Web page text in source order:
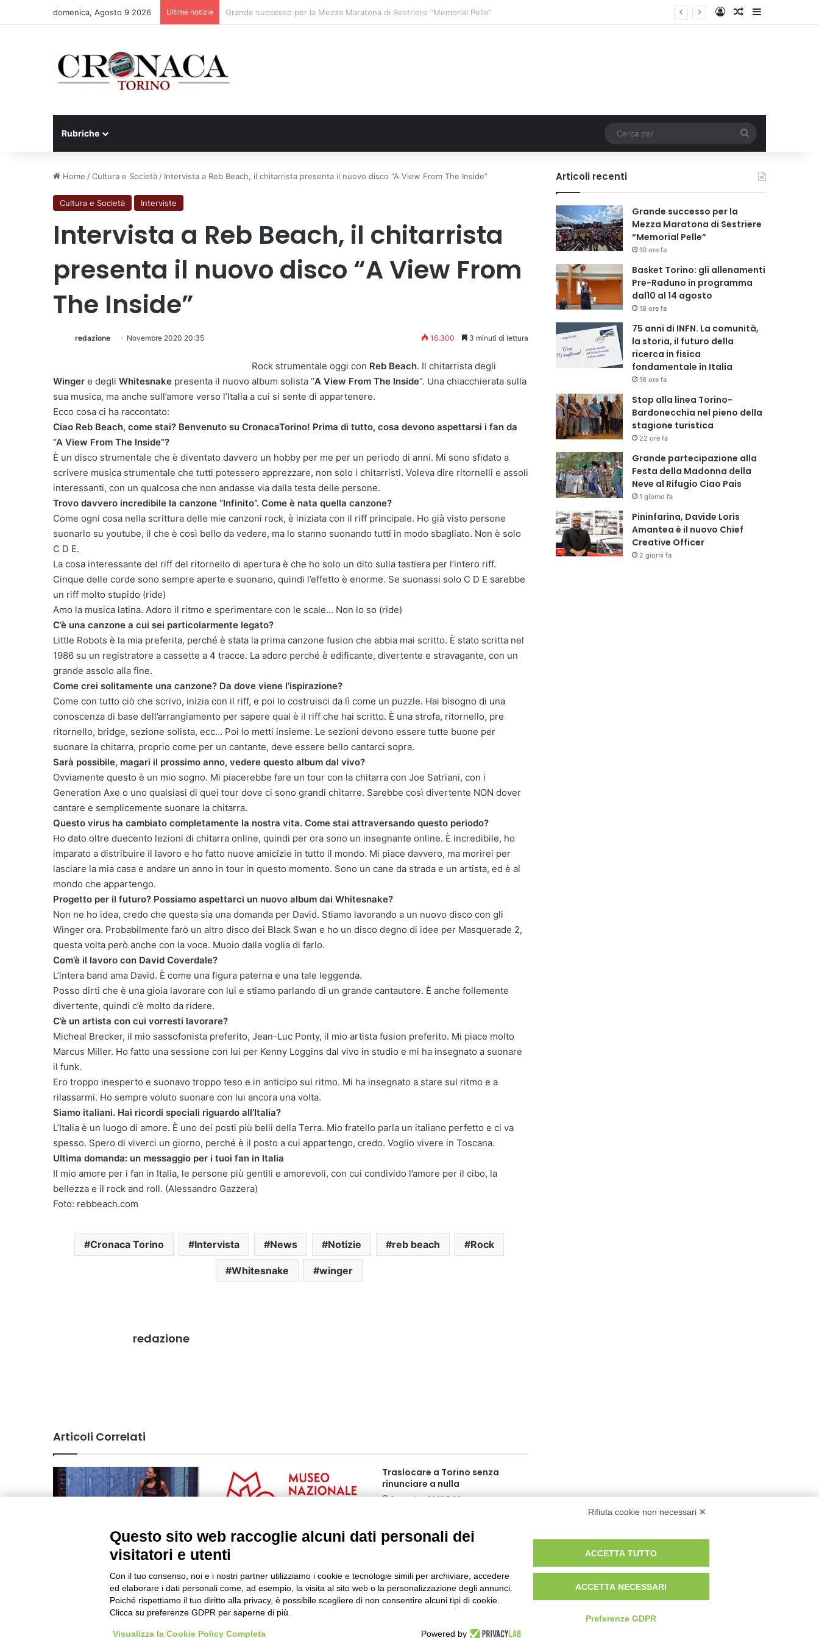
domenica, Agosto 9 2026 Ultime notizie Basket Torino: gli allenamenti Pre-Raduno in programma dal10 al 14 agosto AccediUn articolo a
Rubriche
per
Home /Cultura e Società / Intervista a Reb Beach, il chitarrista presenta il nuovo disco “A View From The Inside”
Cultura e Società Interviste
Intervista a Reb Beach, il chitarrista
presenta il nuovo disco “A View From
The Inside”
redazione Novembre 2020 20:35 16.300 3 minuti di lettura
Rock strumentale oggi con Reb Beach. Il chitarrista degli
Winger e degli Whitesnake presenta il nuovo album solista “A View From The Inside“. Una chiacchierata sulla
sua musica, ma anche sull’amore verso l’Italia a cui si sente di appartenere.
Ecco cosa ci ha raccontato:
Ciao Reb Beach, come stai? Benvenuto su CronacaTorino! Prima di tutto, cosa devono aspettarsi i fan da
“A View From The Inside”?
È un disco strumentale che è diventato davvero un hobby per me per un periodo di anni. Mi sono sfidato a
scrivere musica strumentale che tutti potessero apprezzare, non solo i chitarristi. Voleva dire ritornelli e assoli
interessanti, con un qualcosa che non andasse via dalla testa delle persone.
Trovo davvero incredibile la canzone “Infinito”. Come è nata quella canzone?
Come ogni cosa nella scrittura delle mie canzoni rock, è iniziata con il riff principale. Ho già visto persone
suonarlo su youtube, il che è così bello da vedere, ma lo stanno suonando tutti in modo sbagliato. Non è solo
C D E.
La cosa interessante del riff del ritornello di apertura è che ho solo un dito sulla tastiera per l’intero riff.
Cinque delle corde sono sempre aperte e suonano, quindi l’effetto è enorme. Se suonassi solo C D E sarebbe
un riff molto stupido (ride)
Amo la musica latina. Adoro il ritmo e sperimentare con le scale… Non lo so (ride)
C’è una canzone a cui sei particolarmente legato?
Little Robots è la mia preferita, perché è stata la prima canzone fusion che abbia mai scritto. È stato scritta nel
1986 su un registratore a cassette a 4 tracce. La adoro perché è edificante, divertente e stravagante, con un
grande assolo alla fine.
Come crei solitamente una canzone? Da dove viene l’ispirazione?
Come con tutto ciò che scrivo, inizia con il riff, e poi lo costruisci da lì come un puzzle. Hai bisogno di una
conoscenza di base dell’arrangiamento per sapere qual è il riff che hai scritto. È una strofa, ritornello, pre
ritornello, bridge, sezione solista, ecc… Poi lo metti insieme. Le sezioni devono essere tutte buone per
suonare la chitarra, proprio come per un cantante, deve essere bello cantarci sopra.
Sarà possibile, magari il prossimo anno, vedere questo album dal vivo?
Ovviamente questo è un mio sogno. Mi piacerebbe fare un tour con la chitarra con Joe Satriani, con i
Generation Axe o uno qualsiasi di quei tour dove ci sono grandi chitarre. Sarebbe così divertente NON dover
cantare e semplicemente suonare la chitarra.
Questo virus ha cambiato completamente la nostra vita. Come stai attraversando questo periodo?
Ho dato oltre duecento lezioni di chitarra online, quindi per ora sono un insegnante online. È incredibile, ho
imparato a distribuire il lavoro e ho fatto nuove amicizie in tutto il mondo. Mi piace davvero, ma morirei per
lasciare la mia casa e andare un anno in tour in questo momento. Sono un cane da strada e un artista, ed è al
mondo che appartengo.
Progetto per il futuro? Possiamo aspettarci un nuovo album dai Whitesnake?
Non ne ho idea, credo che questa sia una domanda per David. Stiamo lavorando a un nuovo disco con gli
Winger ora. Probabilmente farò un altro disco dei Black Swan e ho un disco degno di idee per Masquerade 2,
questa volta però anche con la voce. Muoio dalla voglia di farlo.
Com’è il lavoro con David Coverdale?
L’intera band ama David. È come una figura paterna e una tale leggenda.
Posso dirti che è una gioia lavorare con lui e stiamo parlando di un grande cantautore. È anche follemente
divertente, quindi c’è molto da ridere.
C’è un artista con cui vorresti lavorare?
Micheal Brecker, il mio sassofonista preferito, Jean-Luc Ponty, il mio artista fusion preferito. Mi piace molto
Marcus Miller. Ho fatto una sessione con lui per Kenny Loggins dal vivo in studio e mi ha insegnato a suonare
il funk.
Ero troppo inesperto e suonavo troppo teso e in anticipo sul ritmo. Mi ha insegnato a stare sul ritmo e a
rilassarmi. Ho sempre voluto suonare con lui ancora una volta.
Siamo italiani. Hai ricordi speciali riguardo all’Italia?
L’Italia è un luogo di amore. È uno dei posti più belli della Terra. Mio fratello parla un italiano perfetto e ci va
spesso. Spero di viverci un giorno, perché è il posto a cui appartengo, credo. Voglio vivere in Toscana.
Ultima domanda: un messaggio per i tuoi fan in Italia
Il mio amore per i fan in Italia, le persone più gentili e amorevoli, con cui condivido l’amore per il cibo, la
bellezza e il rock and roll. (Alessandro Gazzera)
Foto: rebbeach.com
Cronaca Torino Intervista News Notizie reb beach Rock
Whitesnake winger
redazione
Articoli Correlati
Il teatro San Paolo di Rivoli
diventa un campo di padel
Dicembre 2025 17:00
I numeri del 43° Torino Film
Festival
Dicembre 2025 10:06
Traslocare a Torino senza
rinunciare a nulla
Settembre 2018 7:00
Articoli recenti
Grande successo per la
Mezza Maratona di Sestriere
“Memorial Pelle”
10 ore fa
Basket Torino: gli allenamenti
Pre-Raduno in programma
dal10 al 14 agosto
18 ore fa
75 anni di INFN. La comunità,
la storia, il futuro della
ricerca in fisica
fondamentale in Italia
18 ore fa
Stop alla linea Torino-
Bardonecchia nel pieno della
stagione turistica
22 ore fa
Grande partecipazione alla
Festa della Madonna della
Neve al Rifugio Ciao Pais
1 giorno fa
Pininfarina, Davide Loris
Amantea è il nuovo Chief
Creative Officer
2 giorni fa
Rifiuta cookie non necessari ✕
Questo sito web raccoglie alcuni dati personali dei
visitatori e utenti
Con il tuo consenso, noi e i nostri partner utilizziamo i cookie e tecnologie simili per archiviare, accedere
ed elaborare i dati personali come, ad esempio, la visita al sito web o la personalizzazione degli annunci.
Poiché rispettiamo il tuo diritto alla privacy, è possibile scegliere di non consentire alcuni tipi di cookie.
Clicca su preferenze GDPR per saperne di più.
Visualizza la Cookie Policy Completa Powered by
ACCETTA TUTTO
ACCETTA NECESSARI
Preferenze GDPR